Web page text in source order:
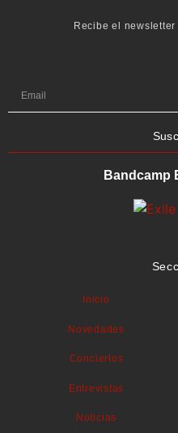
Recibe el
Bandcamp
Inicio
Novedades
Conciertos
Entrevistas
Noticias